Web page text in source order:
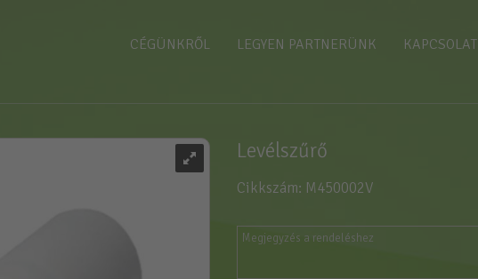
CÉGÜNKRŐL LEGYEN PARTNERÜNK KAPCSOLAT
Levélszűrő
Cikkszám: M450002V